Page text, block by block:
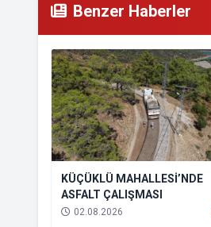
Benzer Haberler
KÜÇÜKLÜ MAHALLESİ’NDE
ASFALT ÇALIŞMASI
02.08.2026